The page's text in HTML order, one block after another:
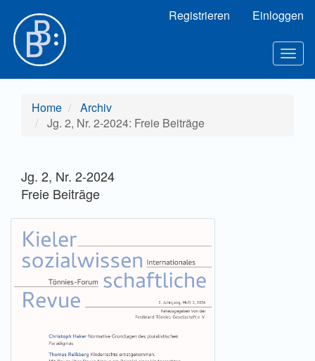
Hauptinhalt
Sidebar
Registrieren Einloggen
Home
Archiv
Jg. 2, Nr. 2-2024: Freie Beiträge
Jg. 2, Nr. 2-2024
Freie Beiträge